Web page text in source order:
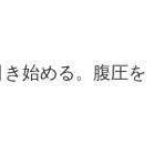
始める。腹圧を